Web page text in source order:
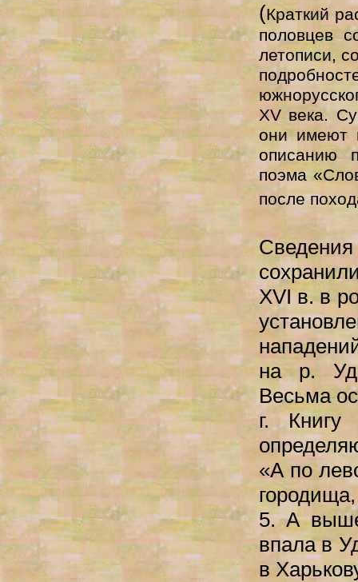
(Краткий
половцев
летописи,
XV века.
они имеют
описанию
поэма
после
Сведения
XVI в. в
на р.
Весьма
г. Книгу
«А по
5. А выше
впала в
в